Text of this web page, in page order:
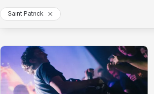
Saint Patrick